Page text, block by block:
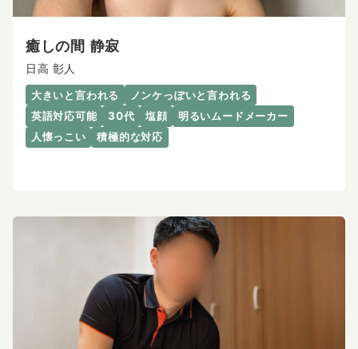
癒しの間 静寂
日高 彰人
大きいと言われる
ノンケっぽいと言われる
英語対応可能
30代 塩顔
明るいムードメーカー
人懐っこい
積極的な対応